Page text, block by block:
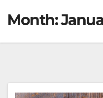
Month: